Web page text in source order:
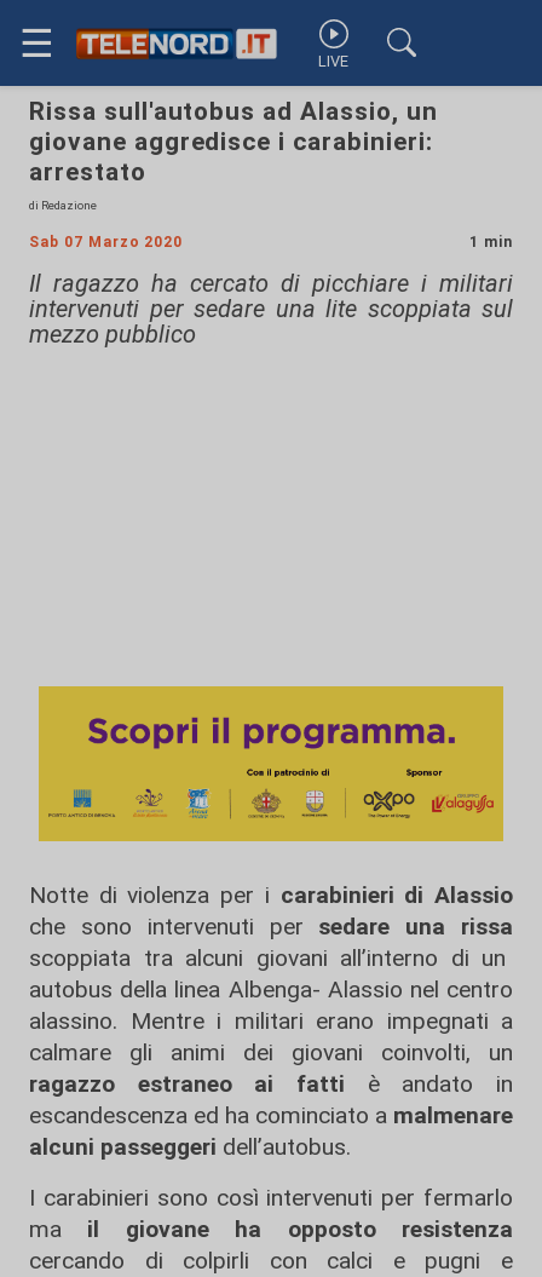
☰ LIVE
Rissa sull'autobus ad Alassio, un
giovane aggredisce i carabinieri:
arrestato
di Redazione
Sab 07 Marzo 2020 1 min
Il ragazzo ha cercato di picchiare i militari
intervenuti per sedare una lite scoppiata sul
mezzo pubblico
Notte di violenza per i carabinieri di Alassio
che sono intervenuti per sedare una rissa
scoppiata tra alcuni giovani all’interno di un
autobus della linea Albenga- Alassio nel centro
alassino. Mentre i militari erano impegnati a
calmare gli animi dei giovani coinvolti, un
ragazzo estraneo ai fatti è andato in
escandescenza ed ha cominciato a malmenare
alcuni passeggeri dell’autobus.
I carabinieri sono così intervenuti per fermarlo
ma il giovane ha opposto resistenza
cercando di colpirli con calci e pugni e